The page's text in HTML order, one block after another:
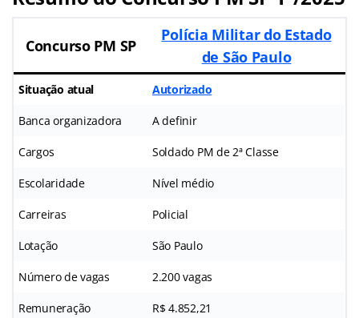
Concurso PM SP
Polícia Militar do Estado
de São Paulo
Situação atual Autorizado
Banca organizadora A definir
Cargos Soldado PM de 2ª Classe
Escolaridade Nível médio
Carreiras Policial
Lotação São Paulo
Número de vagas 2.200 vagas
Remuneração R$ 4.852,21